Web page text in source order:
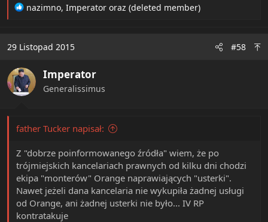
R
t
o
n
s
nazimno, Imperator oraz (deleted member)
29 Listopad 2015 #58
Imperator
Generalissimus
father Tucker napisał:
Z "dobrze poinformowanego źródła" wiem, że po
trójmiejskich kancelariach prawnych od kilku dni chodzi
ekipa "monterów" Orange naprawiających "usterki".
Nawet jeżeli dana kancelaria nie wykupiła żadnej usługi
od Orange, ani żadnej usterki nie było... IV RP
kontratakuje